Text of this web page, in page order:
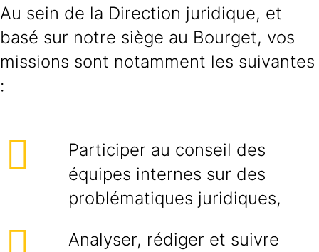
Au sein de la Direction juridique, et
basé sur notre siège au Bourget, vos
missions sont notamment les suivantes
:
Participer au conseil des
équipes internes sur des
problématiques juridiques,
Analyser, rédiger et suivre